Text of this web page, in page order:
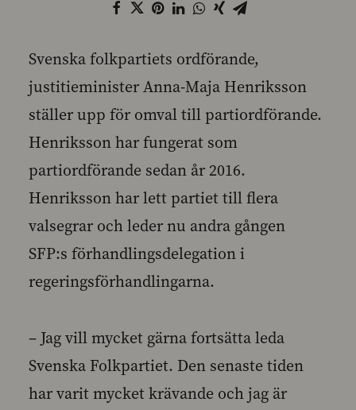
Svenska folkpartiets ordförande,
justitieminister Anna-Maja Henriksson
ställer upp för omval till partiordförande.
Henriksson har fungerat som
partiordförande sedan år 2016.
Henriksson har lett partiet till flera
valsegrar och leder nu andra gången
SFP:s förhandlingsdelegation i
regeringsförhandlingarna.
– Jag vill mycket gärna fortsätta leda
Svenska Folkpartiet. Den senaste tiden
har varit mycket krävande och jag är